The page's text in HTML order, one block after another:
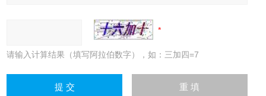
请输入计算结果（填写阿拉伯数字），如：三加四=7